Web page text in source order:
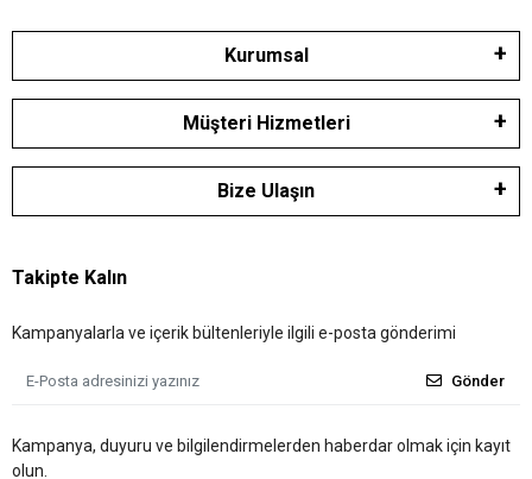
Kurumsal
Müşteri Hizmetleri
Bize Ulaşın
Takipte Kalın
Kampanyalarla ve içerik bültenleriyle ilgili e-posta gönderimi
Gönder
Kampanya, duyuru ve bilgilendirmelerden haberdar olmak için kayıt
olun.